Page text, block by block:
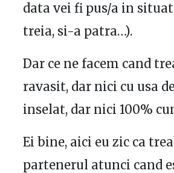
data vei fi pus/a in
treia, si-a patra…).
Dar ce ne facem cand
ravasit, dar nici cu usa
inselat, dar nici 100%
Ei bine, aici eu zic ca
partenerul atunci cand